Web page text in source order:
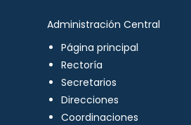
Administración Central
Página principal
Rectoría
Secretarios
Direcciones
Coordinaciones